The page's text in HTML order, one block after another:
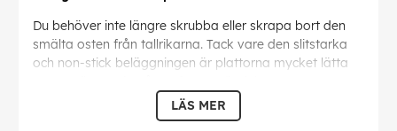
Du behöver inte längre skrubba eller skrapa bort den
smälta osten från tallrikarna. Tack vare den slitstarka
och non-stick beläggningen är plattorna mycket lätta
LÄS MER